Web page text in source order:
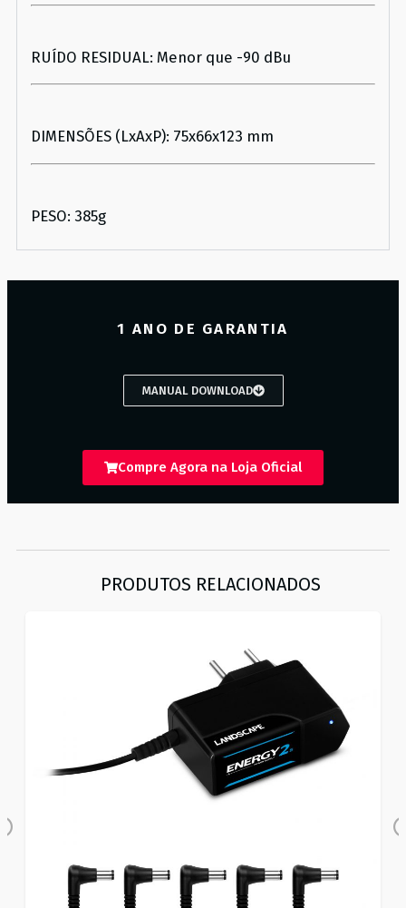
RUÍDO RESIDUAL: Menor que -90 dBu
DIMENSÕES (LxAxP): 75x66x123 mm
PESO: 385g
1 ANO DE GARANTIA
MANUAL DOWNLOAD
Compre Agora na Loja Oficial
PRODUTOS RELACIONADOS